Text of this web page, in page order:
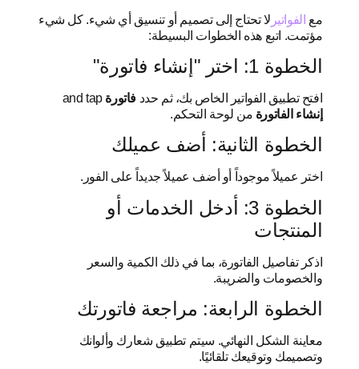
مع الفواتير لا تحتاج إلى تصميم أو تنسيق أي شيء. كل شيء
مؤتمت. اتبع هذه الخطوات البسيطة:
الخطوة 1: اختر "إنشاء فاتورة"
افتح تطبيق الفواتير الخاص بك، ثم حددفاتورة and tap
إنشاء الفاتورة من لوحة التحكم.
الخطوة الثانية: أضف عميلك
اختر عميلاً موجوداً أو أضف عميلاً جديداً على الفور.
الخطوة 3: أدخل الخدمات أو
المنتجات
اذكر تفاصيل الفاتورة، بما في ذلك الكمية والسعر
والخصومات والضريبة.
الخطوة الرابعة: مراجعة فاتورتك
معاينة الشكل النهائي. سيتم تطبيق شعارك وألوانك
وتصميمك وتوقيعك تلقائيًا.